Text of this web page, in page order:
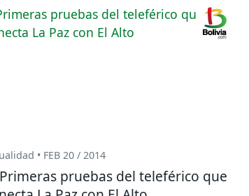
• FEB 20 / 2014
Primeras pruebas del teleférico que